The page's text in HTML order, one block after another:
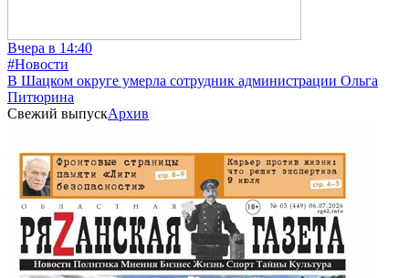
Вчера в 14:40
#Новости
В Шацком округе умерла сотрудник администрации Ольга
Питюрина
Свежий выпускАрхив